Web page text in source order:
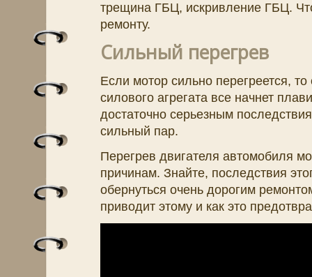
трещина ГБЦ, искривление ГБЦ.
ремонту.
Сильный перегрев
Если мотор сильно перегреется, то
силового агрегата все начнет
достаточно серьезным
сильный пар.
Перегрев двигателя автомобиля
причинам. Знайте, последствия
обернуться очень дорогим
приводит этому и как это